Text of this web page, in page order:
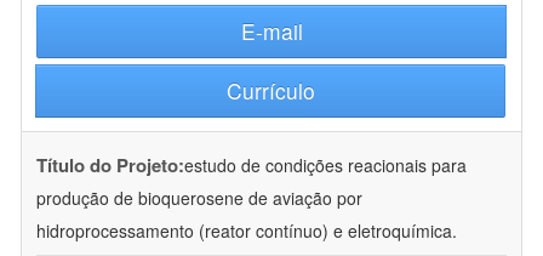
E-mail
Currículo
Título do Projeto:estudo de condições reacionais para
produção de bioquerosene de aviação por
hidroprocessamento (reator contínuo) e eletroquímica.